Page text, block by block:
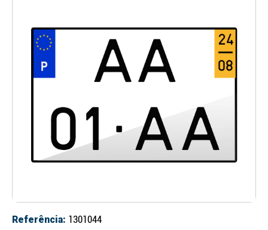
Referência: 1301044